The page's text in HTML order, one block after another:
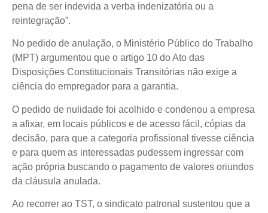
pena de ser indevida a verba indenizatória ou a
reintegração”.
No pedido de anulação, o Ministério Público do Trabalho
(MPT) argumentou que o artigo 10 do Ato das
Disposições Constitucionais Transitórias não exige a
ciência do empregador para a garantia.
O pedido de nulidade foi acolhido e condenou a empresa
a afixar, em locais públicos e de acesso fácil, cópias da
decisão, para que a categoria profissional tivesse ciência
e para quem as interessadas pudessem ingressar com
ação própria buscando o pagamento de valores oriundos
da cláusula anulada.
Ao recorrer ao TST, o sindicato patronal sustentou que a